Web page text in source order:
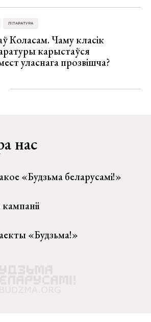
ЛІТАРАТУРА
Коласам. Чаму класік
карыстаўся
уласнага прозвішча?
нас
«Будзьма беларусамі!»
«Будзьма!»